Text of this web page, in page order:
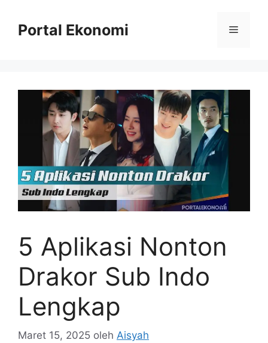
Portal Ekonomi Menu
5 Aplikasi Nonton
Drakor Sub Indo
Lengkap
Maret 15, 2025 oleh Aisyah